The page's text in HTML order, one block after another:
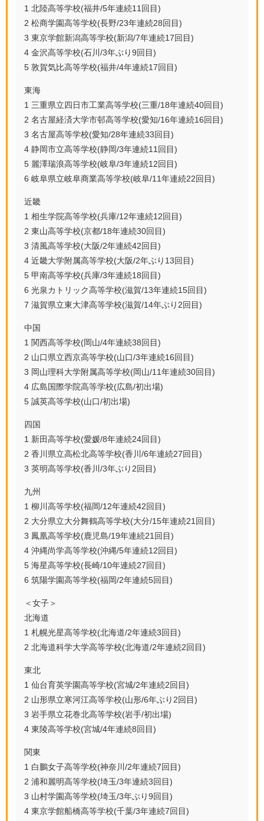
1 北陸高等学校(福井/5年連続11回目)
2 松商学園高等学校(長野/23年連続28回目)
3 東京学館新潟高等学校(新潟/7年連続17回目)
4 金沢高等学校(石川/3年ぶり9回目)
5 敦賀気比高等学校(福井/4年連続17回目)
東海
1 三重県立四日市工業高等学校(三重/18年連続40回目)
2 名古屋経済大学市邨高等学校(愛知/16年連続16回目)
3 名古屋高等学校(愛知/28年連続33回目)
4 静岡市立高等学校(静岡/3年連続11回目)
5 麗澤瑞浪高等学校(岐阜/3年連続12回目)
6 岐阜県立岐阜商業高等学校(岐阜/11年連続22回目)
近畿
1 相生学院高等学校(兵庫/12年連続12回目)
2 東山高等学校(京都/18年連続30回目)
3 清風高等学校(大阪/2年連続42回目)
4 近畿大学附属高等学校(大阪/2年ぶり13回目)
5 甲南高等学校(兵庫/3年連続18回目)
6 光泉カトリック高等学校(滋賀/13年連続15回目)
7 滋賀県立東大津高等学校(滋賀/14年ぶり2回目)
中国
1 関西高等学校(岡山/4年連続38回目)
2 山口県立西京高等学校(山口/3年連続16回目)
3 岡山理科大学附属高等学校(岡山/11年連続30回目)
4 広島国際学院高等学校(広島/初出場)
5 誠英高等学校(山口/初出場)
四国
1 新田高等学校(愛媛/8年連続24回目)
2 香川県立高松北高等学校(香川/6年連続27回目)
3 英明高等学校(香川/3年ぶり2回目)
九州
1 柳川高等学校(福岡/12年連続42回目)
2 大分県立大分舞鶴高等学校(大分/15年連続21回目)
3 鳳凰高等学校(鹿児島/19年連続21回目)
4 沖縄尚学高等学校(沖縄/5年連続12回目)
5 海星高等学校(長崎/10年連続27回目)
6 筑陽学園高等学校(福岡/2年連続5回目)
＜女子＞
北海道
1 札幌光星高等学校(北海道/2年連続3回目)
2 北海道科学大学高等学校(北海道/2年連続2回目)
東北
1 仙台育英学園高等学校(宮城/2年連続2回目)
2 山形県立寒河江高等学校(山形/6年ぶり2回目)
3 岩手県立花巻北高等学校(岩手/初出場)
4 東陵高等学校(宮城/4年連続8回目)
関東
1 白鵬女子高等学校(神奈川/2年連続7回目)
2 浦和麗明高等学校(埼玉/3年連続3回目)
3 山村学園高等学校(埼玉/3年ぶり9回目)
4 東京学館船橋高等学校(千葉/3年連続7回目)